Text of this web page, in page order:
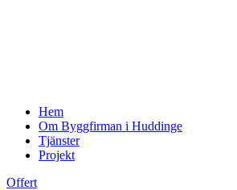
Hem
Om Byggfirman i Huddinge
Tjänster
Projekt
Offert